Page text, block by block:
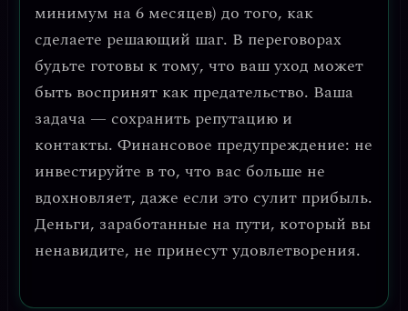
минимум на 6 месяцев) до того, как
сделаете решающий шаг. В переговорах
будьте готовы к тому, что ваш уход может
быть воспринят как предательство. Ваша
задача — сохранить репутацию и
контакты. Финансовое предупреждение: не
инвестируйте в то, что вас больше не
вдохновляет, даже если это сулит прибыль.
Деньги, заработанные на пути, который вы
ненавидите, не принесут удовлетворения.